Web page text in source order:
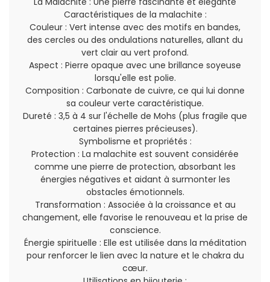
Caractéristiques de la malachite :
Couleur : Vert intense avec des motifs en bandes,
des cercles ou des ondulations naturelles, allant du
vert clair au vert profond.
Aspect : Pierre opaque avec une brillance soyeuse
lorsqu'elle est polie.
Composition : Carbonate de cuivre, ce qui lui donne
sa couleur verte caractéristique.
Dureté : 3,5 à 4 sur l'échelle de Mohs (plus fragile que
certaines pierres précieuses).
Symbolisme et propriétés :
Protection : La malachite est souvent considérée
comme une pierre de protection, absorbant les
énergies négatives et aidant à surmonter les
obstacles émotionnels.
Transformation : Associée à la croissance et au
changement, elle favorise le renouveau et la prise de
conscience.
Énergie spirituelle : Elle est utilisée dans la méditation
pour renforcer le lien avec la nature et le chakra du
cœur.